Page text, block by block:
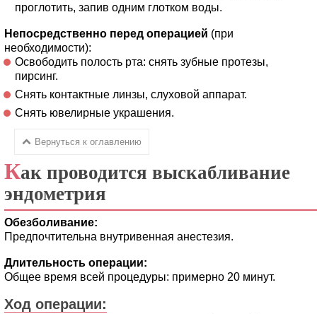
проглотить, запив одним глотком воды.
Непосредственно перед операцией (при
необходимости):
Освободить полость рта: снять зубные протезы,
пирсинг.
Снять контактные линзы, слуховой аппарат.
Снять ювелирные украшения.
Вернуться к оглавлению
Как проводится выскабливание
эндометрия
Обезболивание:
Предпочтительна внутривенная анестезия.
Длительность операции:
Общее время всей процедуры: примерно 20 минут.
Ход операции: